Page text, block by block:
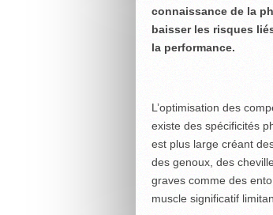
connaissance de la
baisser les risques
la performance.
L’optimisation des
existe des spécificités
est plus large créant
des genoux, des
graves comme des
muscle significatif